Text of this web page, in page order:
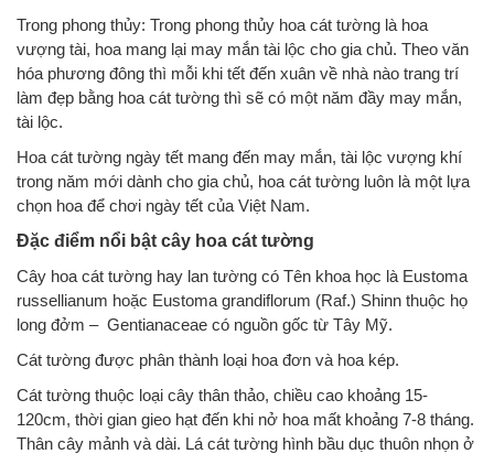
Trong phong thủy: Trong phong thủy hoa cát tường là hoa
vượng tài, hoa mang lại may mắn tài lộc cho gia chủ. Theo văn
hóa phương đông thì mỗi khi tết đến xuân về nhà nào trang trí
làm đẹp bằng hoa cát tường thì sẽ có một năm đầy may mắn,
tài lộc.
Hoa cát tường ngày tết mang đến may mắn, tài lộc vượng khí
trong năm mới dành cho gia chủ, hoa cát tường luôn là một lựa
chọn hoa để chơi ngày tết của Việt Nam.
Đặc điểm nổi bật cây hoa cát tường
Cây hoa cát tường hay lan tường có Tên khoa học là Eustoma
russellianum hoặc Eustoma grandiflorum (Raf.) Shinn thuộc họ
long đởm – Gentianaceae có nguồn gốc từ Tây Mỹ.
Cát tường được phân thành loại hoa đơn và hoa kép.
Cát tường thuộc loại cây thân thảo, chiều cao khoảng 15-
120cm, thời gian gieo hạt đến khi nở hoa mất khoảng 7-8 tháng.
Thân cây mảnh và dài. Lá cát tường hình bầu dục thuôn nhọn ở